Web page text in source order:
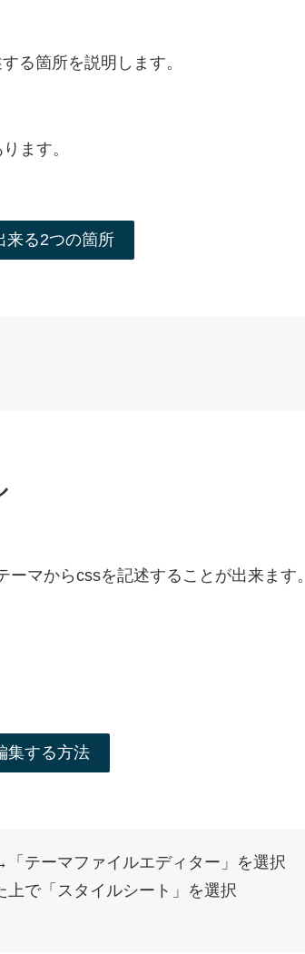
る箇所を説明します。
ます。
来る2つの箇所
マからcssを記述することが出来ます。
集する方法
テーマファイルエディター」を選択
上で「スタイルシート」を選択